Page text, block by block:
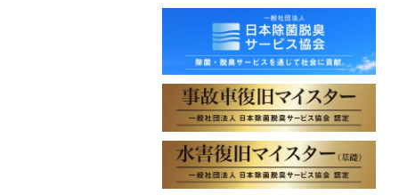
2023年10月1日オープン！